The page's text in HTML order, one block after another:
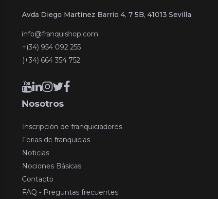
Avda Diego Martinez Barrio 4, 7 5B, 41013 Sevilla
info@franquishop.com
+(34) 954 092 255
(+34) 664 354 752
Nosotros
Inscripción de franquiciadores
Ferias de franquicias
Noticias
Nociones Básicas
Contacto
FAQ - Preguntas frecuentes